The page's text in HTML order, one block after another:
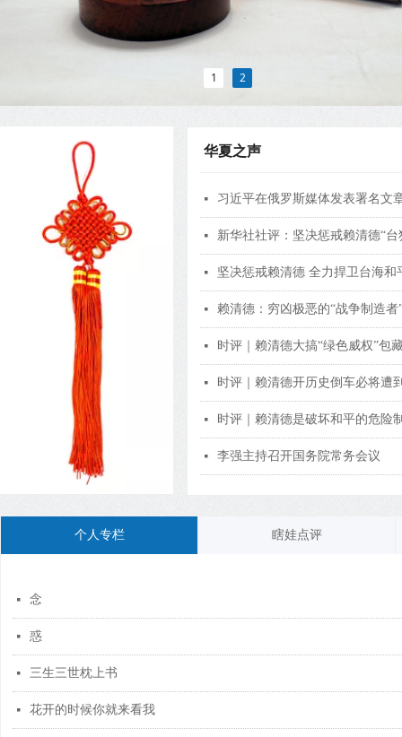
넷 习近平在俄罗斯媒体发表署名文
넷 新华社社评：坚决惩戒赖清德“台
넷 坚决惩戒赖清德 全力捍卫台海和
넷 赖清德：穷凶极恶的“战争制造者
넷 时评｜赖清德大搞“绿色威权”包
넷 时评｜赖清德开历史倒车必将遭
넷 时评｜赖清德是破坏和平的危险
넷 李强主持召开国务院常务会议
华夏之声
1 2
个人专栏 瞎娃点评
넷 念
넷 惑
넷 三生三世枕上书
넷 花开的时候你就来看我